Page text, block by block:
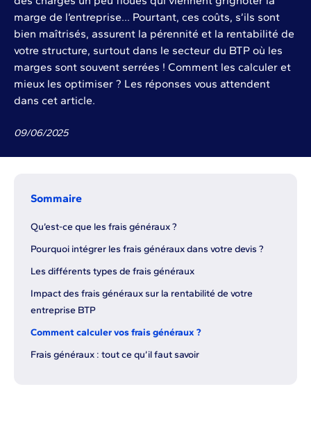
marge de l’entreprise… Pourtant, ces coûts, s’ils sont
bien maîtrisés, assurent la pérennité et la rentabilité de
votre structure, surtout dans le secteur du BTP où les
marges sont souvent serrées ! Comment les calculer et
mieux les optimiser ? Les réponses vous attendent
dans cet article.
09/06/2025
Sommaire
Qu’est-ce que les frais généraux ?
Pourquoi intégrer les frais généraux dans votre devis ?
Les différents types de frais généraux
Impact des frais généraux sur la rentabilité de votre
entreprise BTP
Comment calculer vos frais généraux ?
Frais généraux : tout ce qu’il faut savoir